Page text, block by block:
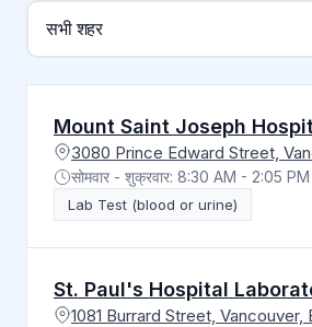
शहर के अनुसार फ़िल्टर करें
सभी शहर
Mount Saint Joseph
3080 Prince Edward Street,
सोमवार - शुक्रवार: 8:30 AM - 2:05 PM
Lab Test (blood or urine)
St. Paul's Hospital
1081 Burrard Street, Vancouver,